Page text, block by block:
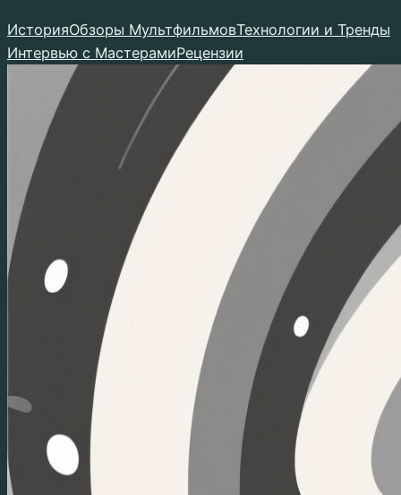
к
содержимому
ИсторияОбзоры МультфильмовТехнологии и Тренды
Интервью с МастерамиРецензии